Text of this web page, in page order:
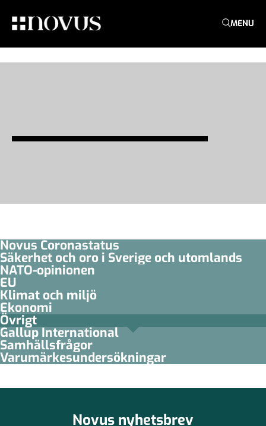
MENU
Novus Coronastatus
Säkerhet och oro i Sverige och utomlands
NATO-opinionen
EU
Klimat och miljö
Ekonomi
Övrigt
Gallup International
Samhällsfrågor
Varumärkesundersökningar
Novus nyhetsbrev